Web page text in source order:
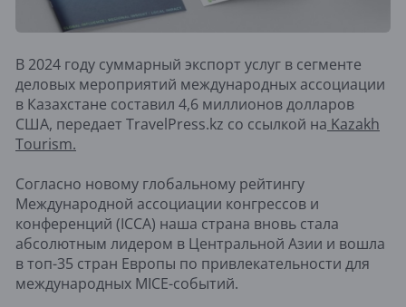
В 2024 году суммарный экспорт услуг в сегменте
деловых мероприятий международных ассоциации
в Казахстане составил 4,6 миллионов долларов
США, передает TravelPress.kz со ссылкой на Kazakh
Tourism.
Согласно новому глобальному рейтингу
Международной ассоциации конгрессов и
конференций (ICCA) наша страна вновь стала
абсолютным лидером в Центральной Азии и вошла
в топ-35 стран Европы по привлекательности для
международных МІСЕ-событий.